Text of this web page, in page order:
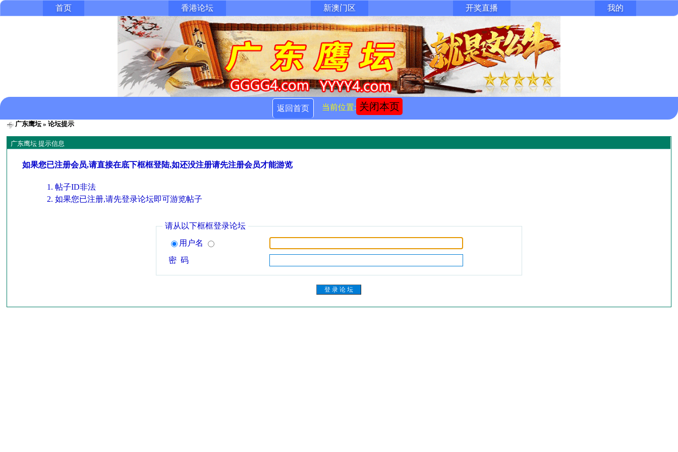
首页 香港论坛 新澳门区 开奖直播 我的
返回首页 当前位置: 关闭本页
广东鹰坛» 论坛提示
广东鹰坛 提示信息
如果您已注册会员,请直接在底下框框登陆,如还没注册请先注册会员才能游览
帖子ID非法
如果您已注册,请先登录论坛即可游览帖子
请从以下框框登录论坛
用户名
密 码